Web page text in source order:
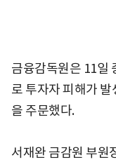
금융감독원은 11일
로 투자자 피해가
을 주문했다.
서재완 금감원 부원